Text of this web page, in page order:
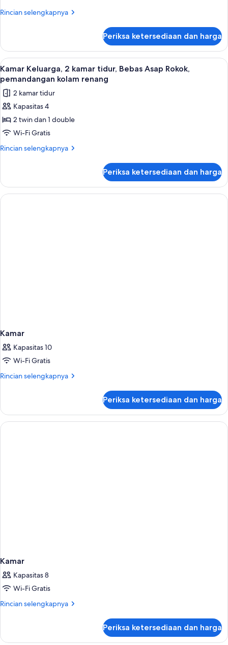
Rincian selengkapnya
Rincian
Kamar
Double
Deluks
Periksa ketersediaan dan harga
Lihat
semua
foto
untuk
Kamar
Keluarga,
2
kamar
Asap
Rokok,
pemandangan
Kamar Keluarga, 2 kamar tidur,
1
Kamar Keluarga, 2 kamar tidur, Bebas Asap Rokok,
pemandangan kolam renang
2 kamar tidur
Kapasitas 4
2 twin dan 1 double
Wi-Fi Gratis
Rincian selengkapnya
Rincian
Kamar
Keluarga,
2
Periksa ketersediaan dan harga
Kamar
Kapasitas 10
Wi-Fi Gratis
Rincian selengkapnya
Rincian
Kamar
Periksa ketersediaan dan harga
Kamar
Kapasitas 8
Wi-Fi Gratis
Rincian selengkapnya
Rincian
Kamar
Periksa ketersediaan dan harga